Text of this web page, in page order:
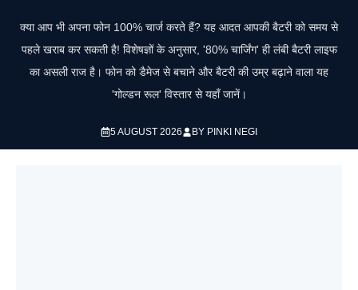
क्या आप भी अपना फोन 100% चार्ज करते हैं? यह आदत आपकी बैटरी को समय से
पहले खराब कर सकती है! विशेषज्ञों के अनुसार, '80% चार्जिंग' ही लंबी बैटरी लाइफ
का असली राज है। फोन को डैमेज से बचाने और बैटरी की उम्र बढ़ाने वाला यह
'गोल्डन रूल' विस्तार से यहाँ जानें।
5 AUGUST 2026 BY PINKI NEGI